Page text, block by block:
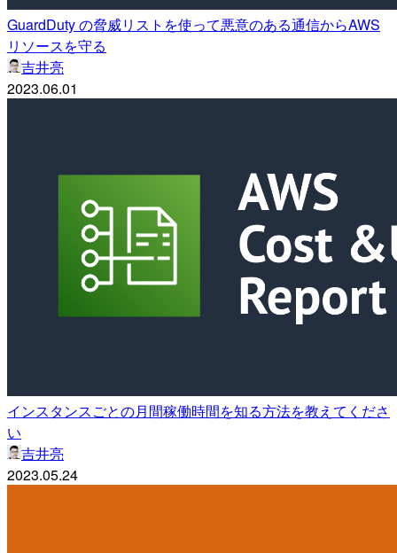
GuardDuty の脅威リストを使って悪意のある通信からAWS
リソースを守る
吉井亮
2023.06.01
インスタンスごとの月間稼働時間を知る方法を教えてくださ
い
吉井亮
2023.05.24